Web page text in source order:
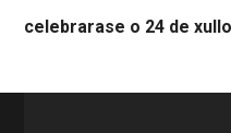
celebrarase o 24 de xullo